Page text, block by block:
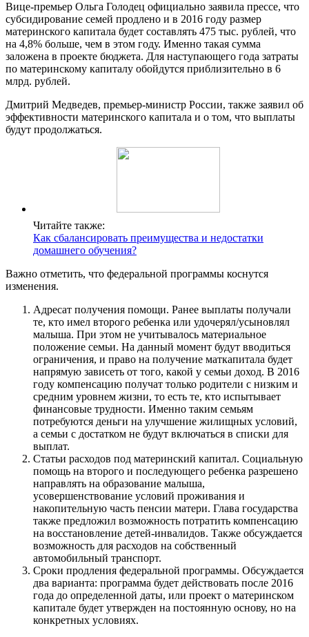
Вице-премьер Ольга Голодец официально заявила прессе, что
субсидирование семей продлено и в 2016 году размер
материнского капитала будет составлять 475 тыс. рублей, что
на 4,8% больше, чем в этом году. Именно такая сумма
заложена в проекте бюджета. Для наступающего года затраты
по материнскому капиталу обойдутся приблизительно в 6
млрд. рублей.
Дмитрий Медведев, премьер-министр России, также заявил об
эффективности материнского капитала и о том, что выплаты
будут продолжаться.
Читайте также:
Как сбалансировать преимущества и недостатки
домашнего обучения?
Важно отметить, что федеральной программы коснутся
изменения.
Адресат получения помощи. Ранее выплаты получали
те, кто имел второго ребенка или удочерял/усыновлял
малыша. При этом не учитывалось материальное
положение семьи. На данный момент будут вводиться
ограничения, и право на получение маткапитала будет
напрямую зависеть от того, какой у семьи доход. В 2016
году компенсацию получат только родители с низким и
средним уровнем жизни, то есть те, кто испытывает
финансовые трудности. Именно таким семьям
потребуются деньги на улучшение жилищных условий,
а семьи с достатком не будут включаться в списки для
выплат.
Статьи расходов под материнский капитал. Социальную
помощь на второго и последующего ребенка разрешено
направлять на образование малыша,
усовершенствование условий проживания и
накопительную часть пенсии матери. Глава государства
также предложил возможность потратить компенсацию
на восстановление детей-инвалидов. Также обсуждается
возможность для расходов на собственный
автомобильный транспорт.
Сроки продления федеральной программы. Обсуждается
два варианта: программа будет действовать после 2016
года до определенной даты, или проект о материнском
капитале будет утвержден на постоянную основу, но на
конкретных условиях.